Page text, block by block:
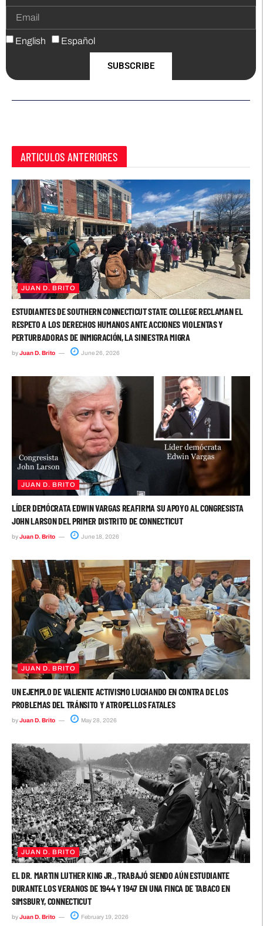
English Español
SUBSCRIBE
ARTICULOS ANTERIORES
JUAN D. BRITO
ESTUDIANTES DE SOUTHERN CONNECTICUT STATE COLLEGE RECLAMAN EL
RESPETO A LOS DERECHOS HUMANOS ANTE ACCIONES VIOLENTAS Y
PERTURBADORAS DE INMIGRACIÓN, LA SINIESTRA MIGRA
byJuan D. Brito June 26, 2026
JUAN D. BRITO
LÍDER DEMÓCRATA EDWIN VARGAS REAFIRMA SU APOYO AL CONGRESISTA
JOHN LARSON DEL PRIMER DISTRITO DE CONNECTICUT
byJuan D. Brito June 18, 2026
JUAN D. BRITO
UN EJEMPLO DE VALIENTE ACTIVISMO LUCHANDO EN CONTRA DE LOS
PROBLEMAS DEL TRÁNSITO Y ATROPELLOS FATALES
byJuan D. Brito May 28, 2026
JUAN D. BRITO
EL DR. MARTIN LUTHER KING JR., TRABAJÓ SIENDO AÚN ESTUDIANTE
DURANTE LOS VERANOS DE 1944 Y 1947 EN UNA FINCA DE TABACO EN
SIMSBURY, CONNECTICUT
byJuan D. Brito February 19, 2026